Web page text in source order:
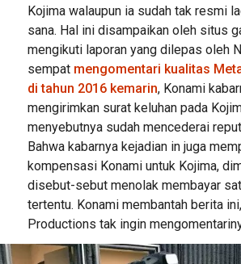
Kojima walaupun ia sudah tak resmi
sana. Hal ini disampaikan oleh situs
mengikuti laporan yang dilepas oleh
sempat mengomentari kualitas
di tahun 2016 kemarin, Konami
mengirimkan surat keluhan pada
menyebutnya sudah mencederai
Bahwa kabarnya kejadian in juga
kompensasi Konami untuk Kojima,
disebut-sebut menolak membayar
tertentu. Konami membantah berita
Productions tak ingin